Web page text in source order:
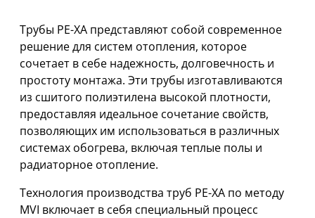
Трубы PE-XA представляют собой современное
решение для систем отопления, которое
сочетает в себе надежность, долговечность и
простоту монтажа. Эти трубы изготавливаются
из сшитого полиэтилена высокой плотности,
предоставляя идеальное сочетание свойств,
позволяющих им использоваться в различных
системах обогрева, включая теплые полы и
радиаторное отопление.
Технология производства труб PE-XA по методу
MVI включает в себя специальный процесс